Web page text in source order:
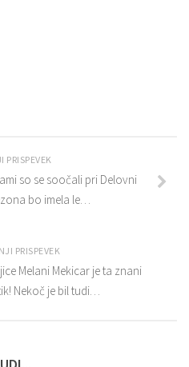
PRISPEVEK
so se soočali pri Delovni
bo imela le…
PRISPEVEK
Melani Mekicar je ta znani
Nekoč je bil tudi…